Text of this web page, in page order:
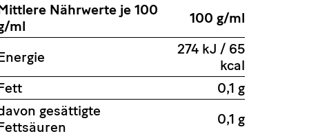
Nährwerte je 100
ml
100 g/ml
274 kJ / 65
kcal
0,1 g
gesättigte
0,1 g